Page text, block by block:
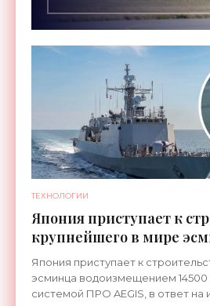
ТЕХНОЛОГИИ
Япония приступает к
крупнейшего в мире
системой ПРО AEGIS -
Япония приступает к
эсминца водоизмещением
системой ПРО AEGIS, в ответ